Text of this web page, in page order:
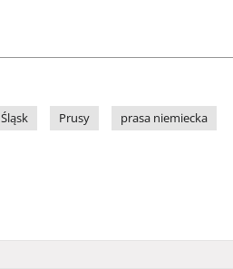
Śląsk Prusy prasa niemiecka